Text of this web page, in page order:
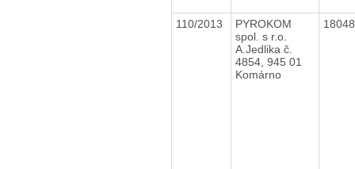
110/2013
PYROKOM
spol. s r.o.
A.Jedlika č.
4854, 945 01
Komárno